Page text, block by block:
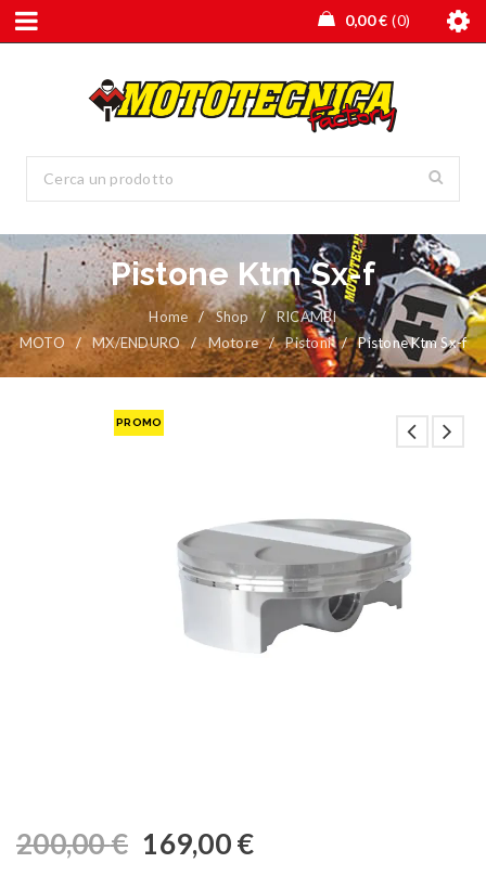
0,00€ 0
Pistone Ktm Sx-f
Home / Shop /
RICAMBI
MOTO
/ MX/ENDURO / Motore / Pistoni / Pistone Ktm Sx-f
PROMO
200,00€ 169,00€